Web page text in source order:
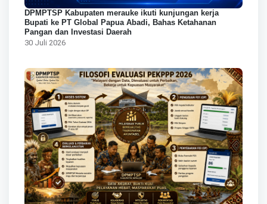
DPMPTSP Kabupaten merauke ikuti kunjungan kerja
Bupati ke PT Global Papua Abadi, Bahas Ketahanan
Pangan dan Investasi Daerah
30 Juli 2026